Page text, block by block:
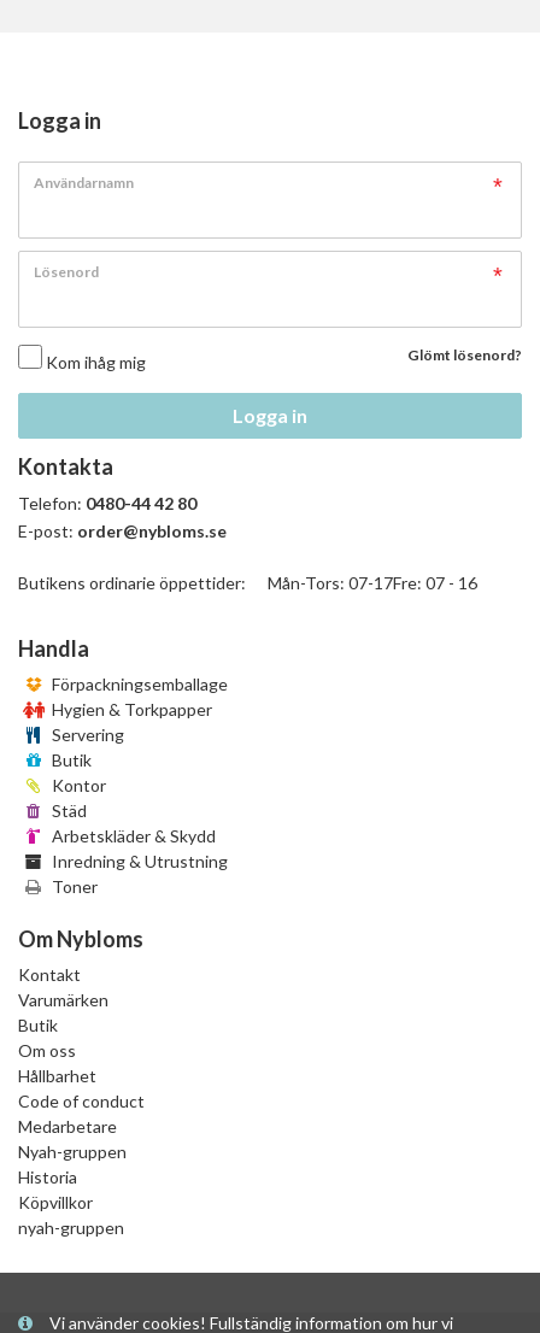
Vi använder cookies! Fullständig information om hur vi
Logga in
Användarnamn
Lösenord
Kom ihåg mig Glömt lösenord?
Logga in
Kontakta
Telefon: 0480-44 42 80
E-post: order@nybloms.se
Butikens ordinarie öppettider: Mån-Tors: 07-17Fre: 07 - 16
Handla
Förpackningsemballage
Hygien & Torkpapper
Servering
Butik
Kontor
Städ
Arbetskläder & Skydd
Inredning & Utrustning
Toner
Om Nybloms
Kontakt
Varumärken
Butik
Om oss
Hållbarhet
Code of conduct
Medarbetare
Nyah-gruppen
Historia
Köpvillkor
nyah-gruppen